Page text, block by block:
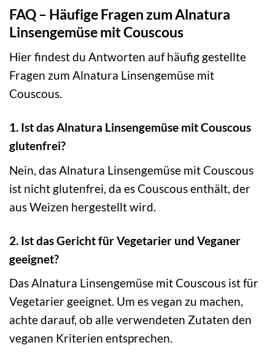
FAQ – Häufige Fragen zum Alnatura
Linsengemüse mit Couscous
Hier findest du Antworten auf häufig gestellte
Fragen zum Alnatura Linsengemüse mit
Couscous.
1. Ist das Alnatura Linsengemüse mit Couscous
glutenfrei?
Nein, das Alnatura Linsengemüse mit Couscous
ist nicht glutenfrei, da es Couscous enthält, der
aus Weizen hergestellt wird.
2. Ist das Gericht für Vegetarier und Veganer
geeignet?
Das Alnatura Linsengemüse mit Couscous ist für
Vegetarier geeignet. Um es vegan zu machen,
achte darauf, ob alle verwendeten Zutaten den
veganen Kriterien entsprechen.